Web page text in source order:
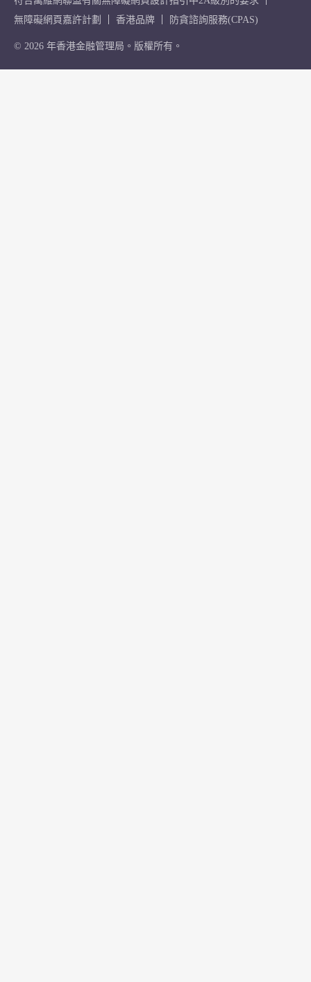
無障礙網頁嘉許計劃
香港品牌 防貪諮詢服務(CPAS)
© 2026 年香港金融管理局。版權所有。